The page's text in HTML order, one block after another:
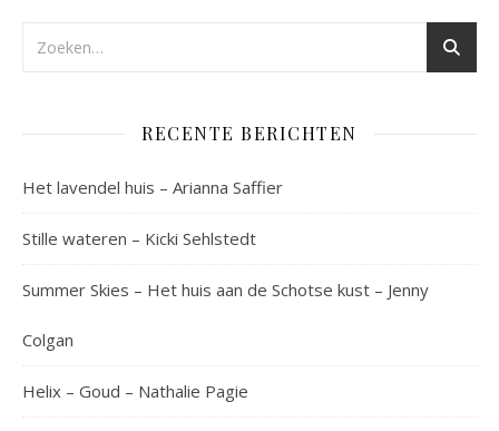
RECENTE BERICHTEN
Het lavendel huis – Arianna Saffier
Stille wateren – Kicki Sehlstedt
Summer Skies – Het huis aan de Schotse kust – Jenny
Colgan
Helix – Goud – Nathalie Pagie